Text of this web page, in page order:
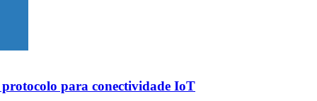
para conectividade IoT